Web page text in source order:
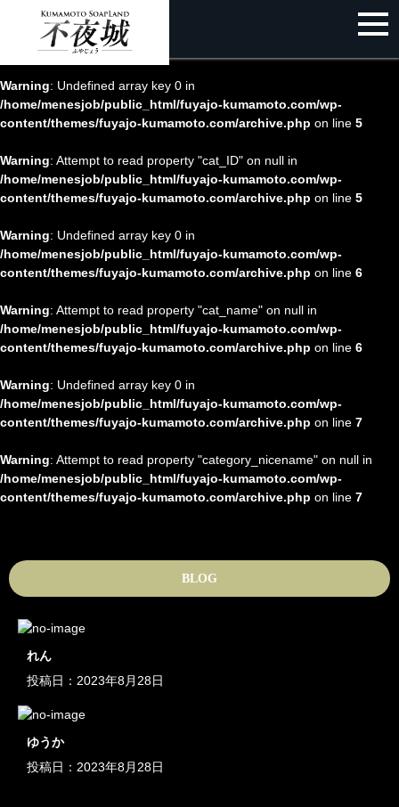
Warning: Undefined array key 0 in
/home/menesjob/public_html/fuyajo-kumamoto.com/wp-
content/themes/fuyajo-kumamoto.com/archive.php on line 5
Warning: Attempt to read property "cat_ID" on null in
/home/menesjob/public_html/fuyajo-kumamoto.com/wp-
content/themes/fuyajo-kumamoto.com/archive.php on line 5
Warning: Undefined array key 0 in
/home/menesjob/public_html/fuyajo-kumamoto.com/wp-
content/themes/fuyajo-kumamoto.com/archive.php on line 6
Warning: Attempt to read property "cat_name" on null in
/home/menesjob/public_html/fuyajo-kumamoto.com/wp-
content/themes/fuyajo-kumamoto.com/archive.php on line 6
Warning: Undefined array key 0 in
/home/menesjob/public_html/fuyajo-kumamoto.com/wp-
content/themes/fuyajo-kumamoto.com/archive.php on line 7
Warning: Attempt to read property "category_nicename" on null in
/home/menesjob/public_html/fuyajo-kumamoto.com/wp-
content/themes/fuyajo-kumamoto.com/archive.php on line 7
BLOG
れん
投稿日： 2023年8月28日
ゆうか
投稿日： 2023年8月28日